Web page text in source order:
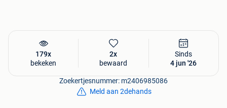
179x
bekeken
2x
bewaard
Sinds
4 jun '26
Zoekertjesnummer: m2406985086
Meld aan 2dehands